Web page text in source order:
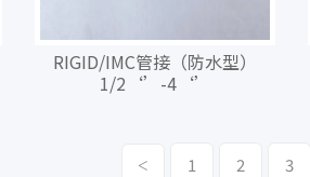
RIGID/IMC管接（防水型）
1/2‘’-4‘’
< 1 2 3